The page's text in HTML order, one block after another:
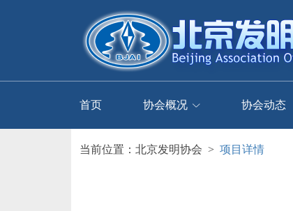
首页 协会概况 协会动态
当前位置： 北京发明协会 > 项目详情